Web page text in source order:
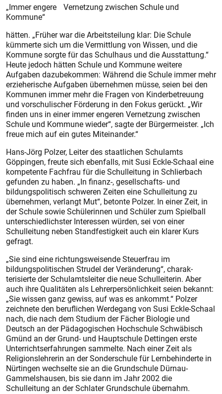
„Immer engere Vernetzung zwischen Schule und
Kommune“
hätten. „Früher war die Arbeitsteilung klar: Die Schule
kümmerte sich um die Vermittlung von Wissen, und die
Kommune sorgte für das Schulhaus und die Ausstattung.“
Heute jedoch hätten Schule und Kommune weitere
Aufgaben dazubekommen: Während die Schule immer mehr
erzieherische Aufgaben übernehmen müsse, seien bei den
Kommunen immer mehr die Fragen von Kinderbetreuung
und vorschulischer Förderung in den Fokus gerückt. „Wir
finden uns in einer immer engeren Vernetzung zwischen
Schule und Kommune wieder“, sagte der Bürgermeister. „Ich
freue mich auf ein gutes Miteinander.“
Hans-Jörg Polzer, Leiter des staatlichen Schulamts
Göppingen, freute sich ebenfalls, mit Susi Eckle-Schaal eine
kompetente Fachfrau für die Schulleitung in Schlierbach
gefunden zu haben. „In finanz-, gesellschafts- und
bildungspolitisch schweren Zeiten eine Schulleitung zu
übernehmen, verlangt Mut“, betonte Polzer. In einer Zeit, in
der Schule sowie Schülerinnen und Schüler zum Spielball
unterschiedlichster Interessen würden, sei von einer
Schulleitung neben Standfestigkeit auch ein klarer Kurs
gefragt.
„Sie sind eine richtungsweisende Steuerfrau im
bildungspolitischen Strudel der Veränderung“, charak­
terisierte der Schulamtsleiter die neue Schulleiterin. Aber
auch ihre Qualitäten als Lehrerpersönlichkeit seien bekannt:
„Sie wissen ganz gewiss, auf was es ankommt.“ Polzer
zeichnete den beruflichen Werdegang von Susi Eckle-Schaal
nach, die nach dem Studium der Fächer Biologie und
Deutsch an der Pädagogischen Hochschule Schwäbisch
Gmünd an der Grund- und Hauptschule Dettingen erste
Unterrichtserfahrungen sammelte. Nach einer Zeit als
Religionslehrerin an der Sonderschule für Lernbehinderte in
Nürtingen wechselte sie an die Grundschule Dürnau-
Gammelshausen, bis sie dann im Jahr 2002 die
Schulleitung an der Schlater Grundschule übernahm.